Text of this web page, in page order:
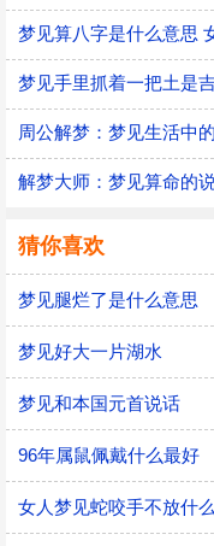
梦见手里抓着一把土是
周公解梦：梦见生活中
解梦大师：梦见算命的
猜你喜欢
梦见腿烂了是什么意思
梦见好大一片湖水
梦见和本国元首说话
96年属鼠佩戴什么最好
女人梦见蛇咬手不放什